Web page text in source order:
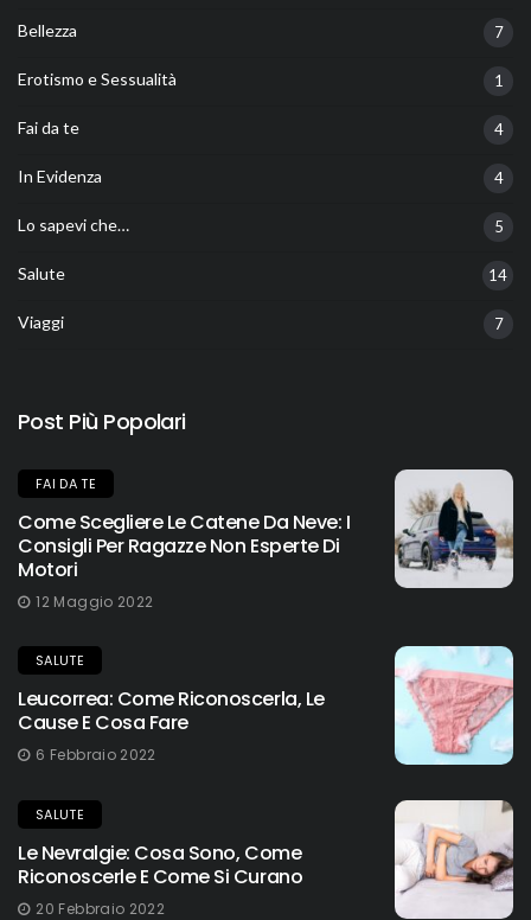
Bellezza 7
Erotismo e Sessualità 1
Fai da te 4
In Evidenza 4
Lo sapevi che… 5
Salute 14
Viaggi 7
Post Più Popolari
FAI DA TE
Come Scegliere Le Catene Da Neve: I
Consigli Per Ragazze Non Esperte Di
Motori
12 Maggio 2022
SALUTE
Leucorrea: Come Riconoscerla, Le
Cause E Cosa Fare
6 Febbraio 2022
SALUTE
Le Nevralgie: Cosa Sono, Come
Riconoscerle E Come Si Curano
20 Febbraio 2022